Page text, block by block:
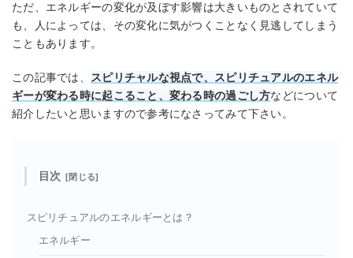
ただ、エネルギーの変化が及ぼす影響は大きいものとされていて
も、人によっては、その変化に気がつくことなく見逃してしまう
こともあります。
この記事では、
スピリチャルな視点で、スピリチュアルのエネル
ギーが変わる時に起こること、変わる時の過ごし方などについて
紹介したいと思いますので参考になさってみて下さい。
目次
スピリチュアルのエネルギーとは？
エネルギー